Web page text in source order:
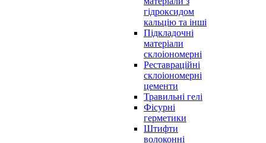
гідроксидом
кальцію та інші
Підкладочні
матеріали
склоіономерні
Реставраційні
склоіономерні
цементи
Травильні гелі
Фісурні
герметики
Штифти
волоконні